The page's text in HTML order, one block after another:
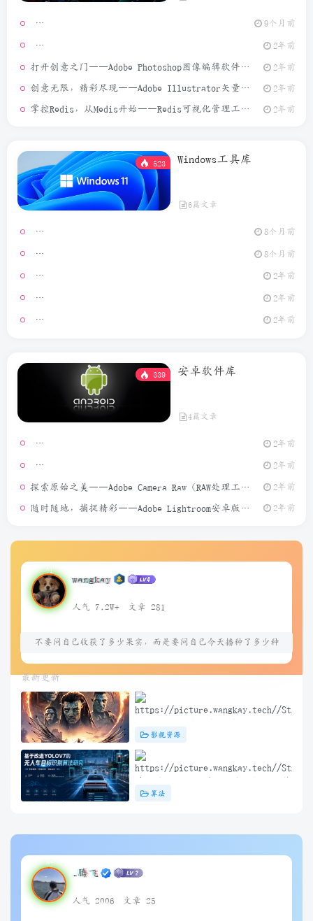
9个月前
2年前
打开创意之门——Adobe Photoshop图像编辑软件介绍 2年前
创意无限，精彩尽现——Adobe Illustrator矢量图形设计软件介绍 2年前
掌控Redis，从Medis开始——Redis可视化管理工具介绍 2年前
523 Windows工具库
6篇文章
Video
8个月前
MouseClick
8个月前
2年前
2年前
GeoPort
2年前
339 安卓软件库
4篇文章
2年前
模拟定位
2年前
探索原始之美——Adobe Camera Raw（RAW处理工具）介绍 2年前
随时随地，捕捉精彩——Adobe Lightroom安卓版介绍 2年前
wangkay
人气 7.2W+ 文章 281
不要问自己收获了多少果实，而是要问自己今天播种了多少种
子
最新更新
中英双字 夸克&度盘&迅雷下载
影视资源
法研究（问答）
算法
.腾飞
人气 2006 文章 25